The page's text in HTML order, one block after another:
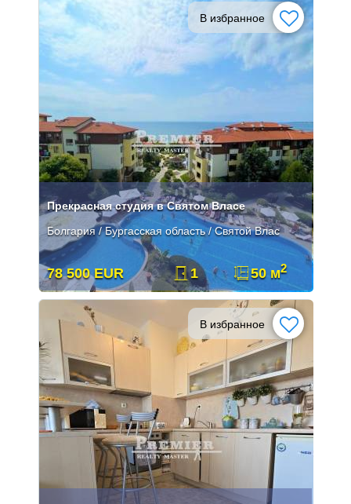
В избранное
Прекрасная студия в Святом Власе
Болгария / Бургасская область / Святой Влас
78 500 EUR 1 50 м2
В избранное